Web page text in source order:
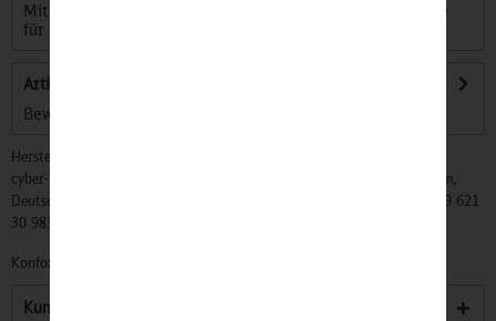
Mit unseren Bussen in Regenbogenfarben zeigen wir Flagge
für eine offene, vielfältige und...
Artikel bewerten
Bewertungen lesen, schreiben und diskutieren...
Hersteller:
cyber-Wear Heidelberg GmbH, Elsa-Brändström-Str. 4, 68229 Mannheim,
Deutschland, Info@mycybergroup.com, https://mycybergroup.com, +49 621
30 983 0
Konformitätserklärungen zu unseren Produkten finden Sie
Kunden kauften auch